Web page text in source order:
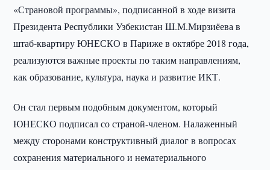
«Страновой программы», подписанной в ходе визита
Президента Республики Узбекистан Ш.М.Мирзиёева в
штаб-квартиру ЮНЕСКО в Париже в октябре 2018 года,
реализуются важные проекты по таким направлениям,
как образование, культура, наука и развитие ИКТ.
Он стал первым подобным документом, который
ЮНЕСКО подписал со страной-членом. Налаженный
между сторонами конструктивный диалог в вопросах
сохранения материального и нематериального